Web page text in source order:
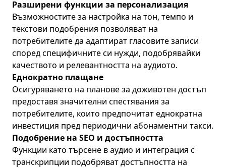
Разширени функции за персонализация
Възможностите за настройка на тон, темпо и
текстови подобрения позволяват на
потребителите да адаптират гласовите записи
според специфичните си нужди, подобрявайки
качеството и релевантността на аудиото.
Еднократно плащане
Осигуряването на планове за доживотен достъп
предоставя значителни спестявания за
потребителите, които предпочитат еднократна
инвестиция пред периодични абонаментни такси.
Подобрение на SEO и достъпността
Функции като търсене в аудио и интеграция с
транскрипции подобряват достъпността на